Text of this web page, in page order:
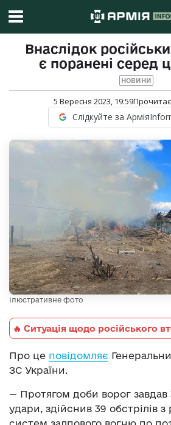
Внаслідок
є поранені серед
НОВИНИ
5 Вересня 2023, 19:59
Слідкуйте за
Ілюстративне фото
🔥 Ситуація щодо російського
Про це повідомляє
ЗС України.
— Протягом доби ворог завдав
удари, здійснив 39 обстрілів